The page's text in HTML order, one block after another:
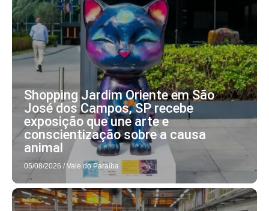
Shopping Jardim Oriente em São
José dos Campos, SP recebe
exposição que une arte e
conscientização sobre a causa
animal
05/08/2026 / Vale do Paraíba